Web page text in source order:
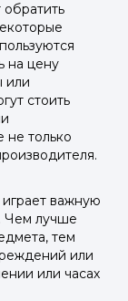
на цену
или
стоить
не только
важную
Чем лучше
тем
или
или часах